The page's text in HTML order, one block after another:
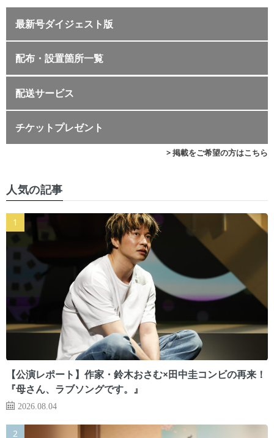
最新号ダイジェスト版
配布・設置箇所一覧
配送サービス
チケットプレゼント
> 掲載をご希望の方はこちら
人気の記事
【公演レポート】作家・鈴木おさむ×田中圭コンビの再来！
『母さん、ラブソングです。』
2026.08.04